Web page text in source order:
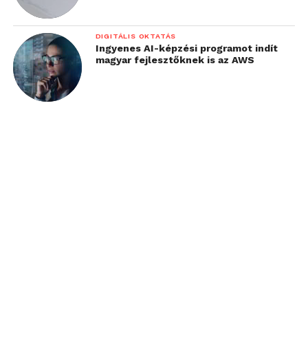
DIGITÁLIS OKTATÁS
Ingyenes AI-képzési programot indít
magyar fejlesztőknek is az AWS